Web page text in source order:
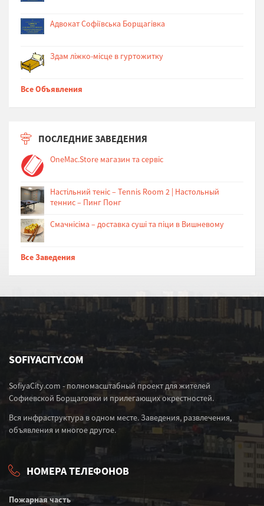
Адвокат Софіївська Борщагівка
Здам ліжко-місце в гуртожитку
Все Объявления
ПОСЛЕДНИЕ ЗАВЕДЕНИЯ
OneMac.Store магазин та сервіс
Настільний теніс – Tennis Room 2 | Настольный
теннис – Пинг Понг
Cмачнісіма – доставка суші та піци в Вишневому
Все Заведения
SOFIYACITY.COM
SofiyaCity.com - полномасштабный проект для жителей
Софиевской Борщаговки и прилегающих окрестностей.
Вся инфраструктура в одном месте. Заведения, развлечения,
объявления и многое другое.
НОМЕРА ТЕЛЕФОНОВ
Пожарная часть